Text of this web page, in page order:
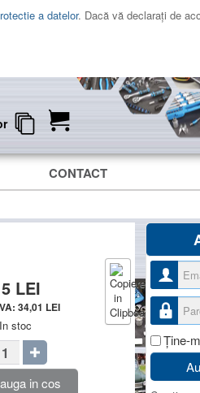
a datelor. Dacă vă declaraţi de
CONTACT
LEI
34,01 LEI
In stoc
in cos
Ţine-